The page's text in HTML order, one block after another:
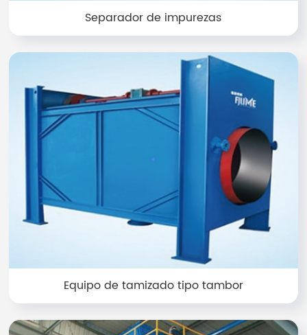
Separador de impurezas
Equipo de tamizado tipo tambor